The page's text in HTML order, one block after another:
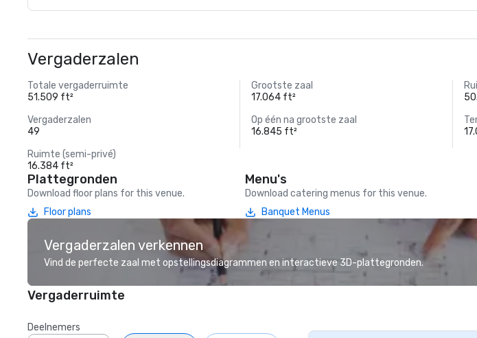
Vergaderzalen
Totale vergaderruimte
51.509 ft²
Grootste zaal
17.064 ft²
Vergaderzalen
49
Op één na grootste zaal
16.845 ft²
Ruimte (semi-privé)
16.384 ft²
Plattegronden
Download floor plans for this venue.
Floor plans
Menu's
Download catering menus for this venue.
Banquet Menus
Vergaderzalen verkennen
Vind de perfecte zaal met opstellingsdiagrammen en interactieve 3D-plattegronden.
Vergaderruimte
Deelnemers